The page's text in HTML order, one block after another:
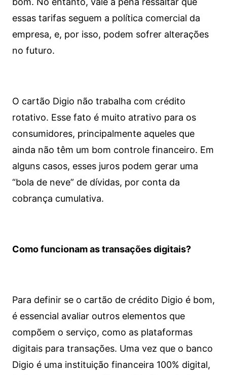
essas tarifas seguem a política comercial da
empresa, e, por isso, podem sofrer alterações
no futuro.
O cartão Digio não trabalha com crédito
rotativo. Esse fato é muito atrativo para os
consumidores, principalmente aqueles que
ainda não têm um bom controle financeiro. Em
alguns casos, esses juros podem gerar uma
“bola de neve” de dívidas, por conta da
cobrança cumulativa.
Como funcionam as transações digitais?
Para definir se o cartão de crédito Digio é bom,
é essencial avaliar outros elementos que
compõem o serviço, como as plataformas
digitais para transações. Uma vez que o banco
Digio é uma instituição financeira 100% digital,